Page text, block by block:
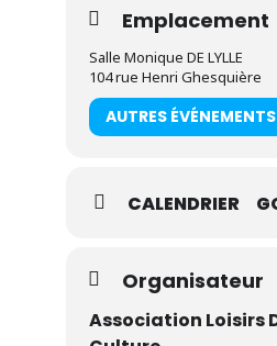
Emplacement
Salle Monique DE LYLLE
104 rue Henri Ghesquière
AUTRES ÉVÉNEMENTS
CALENDRIER
Organisateur
Association Loisirs